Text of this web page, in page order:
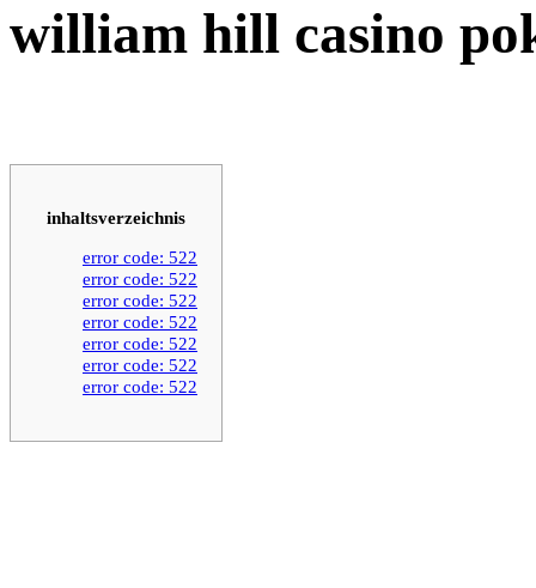
william hill casino
inhaltsverzeichnis
error code: 522
error code: 522
error code: 522
error code: 522
error code: 522
error code: 522
error code: 522